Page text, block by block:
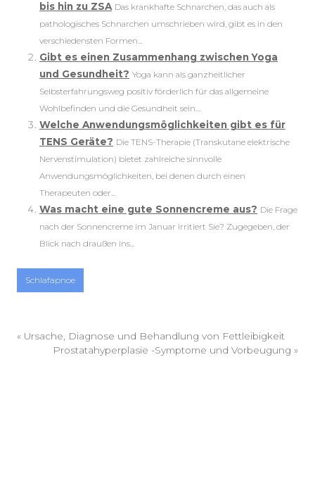
bis hin zu ZSA Das krankhafte Schnarchen, das auch als
pathologisches Schnarchen umschrieben wird, gibt es in den
verschiedensten Formen...
Gibt es einen Zusammenhang zwischen Yoga
und Gesundheit? Yoga kann als ganzheitlicher
Selbsterfahrungsweg positiv förderlich für das allgemeine
Wohlbefinden und die Gesundheit sein....
Welche Anwendungsmöglichkeiten gibt es für
TENS Geräte? Die TENS-Therapie (Transkutane elektrische
Nervenstimulation) bietet zahlreiche sinnvolle
Anwendungsmöglichkeiten, bei denen durch einen
Therapeuten oder...
Was macht eine gute Sonnencreme aus? Die Frage
nach der Sonnencreme im Januar irritiert Sie? Zugegeben, der
Blick nach draußen ins...
Schlafapnoe
« Ursache, Diagnose und Behandlung von Fettleibigkeit
Prostatahyperplasie -Symptome und Vorbeugung »